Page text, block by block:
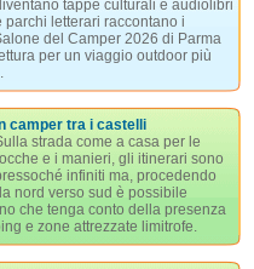
tappe culturali e audiolibri
parchi letterari raccontano i
del Camper 2026 di Parma
per un viaggio outdoor più
camper tra i castelli
strada come a casa per le
e i manieri, gli itinerari sono
infiniti ma, procedendo
nord verso sud è possibile
che tenga conto della presenza
e zone attrezzate limitrofe.